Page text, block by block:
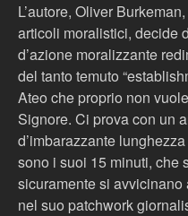
L’autore, Oliver
articoli moralistici, decide
d’azione moralizzante
del tanto temuto
Ateo che proprio non
Signore. Ci prova con un
d’imbarazzante
sono i suoi 15 minuti, che
sicuramente si
nel suo patchwork